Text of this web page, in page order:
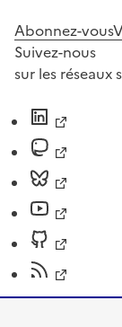
Abonnez-vous
Suivez-nous
sur les réseaux